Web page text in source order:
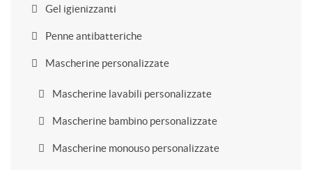
Gel igienizzanti
Penne antibatteriche
Mascherine personalizzate
Mascherine lavabili personalizzate
Mascherine bambino personalizzate
Mascherine monouso personalizzate